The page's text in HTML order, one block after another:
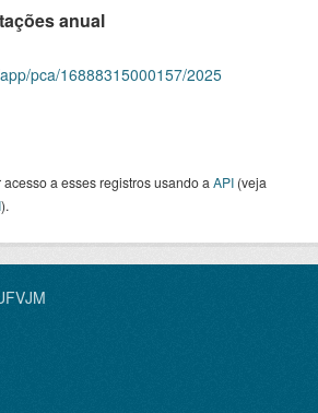
anual
pca/16888315000157/2025
a esses registros usando a API (veja
).